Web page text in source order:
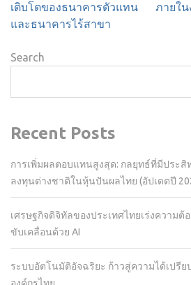
เติบโตของธนาคารตัวแทน
และธนาคารไร้สาขา
ภายใน
Search
Recent Posts
การเพิ่มผลตอบแทนสูงสุด: กลยุทธ์ที่มีประ
ลงทุนต่างชาติในหุ้นปันผลไทย (อัปเดตปี
เศรษฐกิจดิจิทัลของประเทศไทยเร่งความ
ขับเคลื่อนด้วย AI
ระบบอัตโนมัติอัจฉริยะ ก้าวสู่ความได้เปรี